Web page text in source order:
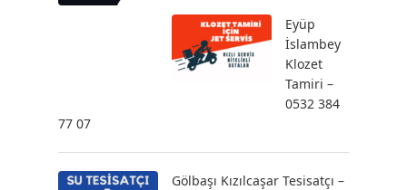
Eyüp
İslambey
Klozet
Tamiri –
0532 384
77 07
Gölbaşı Kızılcaşar Tesisatçı –